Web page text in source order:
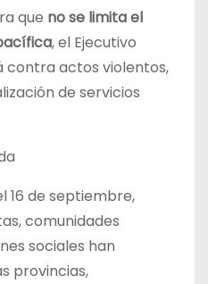
que no se limita el
, el Ejecutivo
contra actos violentos,
de servicios
16 de septiembre,
comunidades
sociales han
provincias,